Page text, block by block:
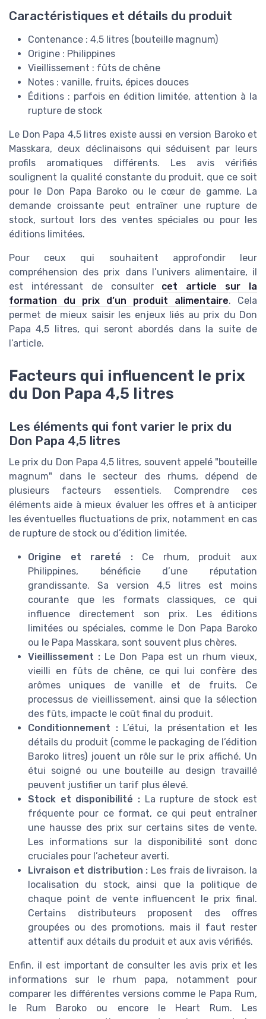
Caractéristiques et détails du produit
Contenance : 4,5 litres (bouteille magnum)
Origine : Philippines
Vieillissement : fûts de chêne
Notes : vanille, fruits, épices douces
Éditions : parfois en édition limitée, attention à la
rupture de stock
Le Don Papa 4,5 litres existe aussi en version Baroko et
Masskara, deux déclinaisons qui séduisent par leurs
profils aromatiques différents. Les avis vérifiés
soulignent la qualité constante du produit, que ce soit
pour le Don Papa Baroko ou le cœur de gamme. La
demande croissante peut entraîner une rupture de
stock, surtout lors des ventes spéciales ou pour les
éditions limitées.
Pour ceux qui souhaitent approfondir leur
compréhension des prix dans l’univers alimentaire, il
est intéressant de consulter cet article sur la
formation du prix d’un produit alimentaire. Cela
permet de mieux saisir les enjeux liés au prix du Don
Papa 4,5 litres, qui seront abordés dans la suite de
l’article.
Facteurs qui influencent le prix
du Don Papa 4,5 litres
Les éléments qui font varier le prix du
Don Papa 4,5 litres
Le prix du Don Papa 4,5 litres, souvent appelé "bouteille
magnum" dans le secteur des rhums, dépend de
plusieurs facteurs essentiels. Comprendre ces
éléments aide à mieux évaluer les offres et à anticiper
les éventuelles fluctuations de prix, notamment en cas
de rupture de stock ou d’édition limitée.
Origine et rareté :Ce rhum, produit aux
Philippines, bénéficie d’une réputation
grandissante. Sa version 4,5 litres est moins
courante que les formats classiques, ce qui
influence directement son prix. Les éditions
limitées ou spéciales, comme le Don Papa Baroko
ou le Papa Masskara, sont souvent plus chères.
Vieillissement : Le Don Papa est un rhum vieux,
vieilli en fûts de chêne, ce qui lui confère des
arômes uniques de vanille et de fruits. Ce
processus de vieillissement, ainsi que la sélection
des fûts, impacte le coût final du produit.
Conditionnement :L’étui, la présentation et les
détails du produit (comme le packaging de l’édition
Baroko litres) jouent un rôle sur le prix affiché. Un
étui soigné ou une bouteille au design travaillé
peuvent justifier un tarif plus élevé.
Stock et disponibilité :La rupture de stock est
fréquente pour ce format, ce qui peut entraîner
une hausse des prix sur certains sites de vente.
Les informations sur la disponibilité sont donc
cruciales pour l’acheteur averti.
Livraison et distribution : Les frais de livraison, la
localisation du stock, ainsi que la politique de
chaque point de vente influencent le prix final.
Certains distributeurs proposent des offres
groupées ou des promotions, mais il faut rester
attentif aux détails du produit et aux avis vérifiés.
Enfin, il est important de consulter les avis prix et les
informations sur le rhum papa, notamment pour
comparer les différentes versions comme le Papa Rum,
le Rum Baroko ou encore le Heart Rum. Les